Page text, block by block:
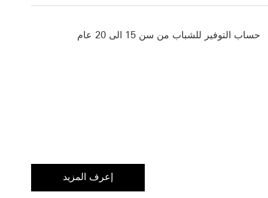
حساب التوفير للشباب من سن 15 الى 20 عام
إعرف المزيد